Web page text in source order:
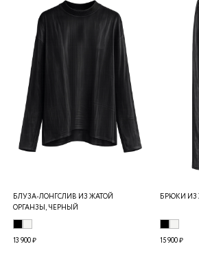
БЛУЗА-ЛОНГСЛИВ ИЗ ЖАТОЙ
ОРГАНЗЫ, ЧЕРНЫЙ
13 900 ₽
БРЮКИ ИЗ
15 900 ₽